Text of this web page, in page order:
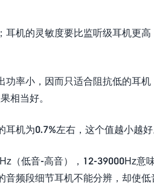
机的灵敏度要比监听级耳机更
率小，因而只适合阻抗低的耳
相当好。
机为0.7%左右，这个值越小越好
（低音-高音），12-39000Hz意
频段细节耳机不能分辨，却使低